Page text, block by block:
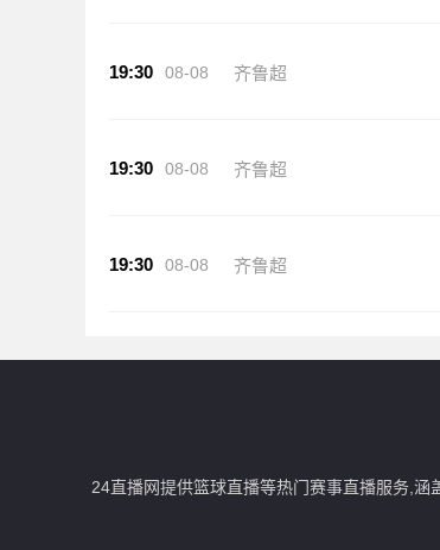
19:30 08-08 齐鲁超
19:30 08-08 齐鲁超
19:30 08-08 齐鲁超
24直播网提供篮球直播等热门赛事直播服务,